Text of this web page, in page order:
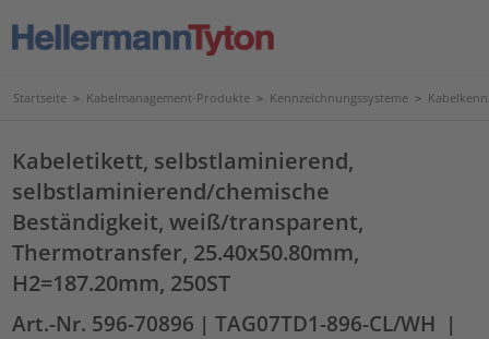
Startseite > Kabelmanagement-Produkte > Kennzeichnungssysteme >
Kabeletikett, selbstlaminierend,
selbstlaminierend/chemische
Beständigkeit, weiß/transparent,
Thermotransfer, 25.40x50.80mm,
H2=187.20mm, 250ST
Art.-Nr. 596-70896 | TAG07TD1-896-CL/WH |